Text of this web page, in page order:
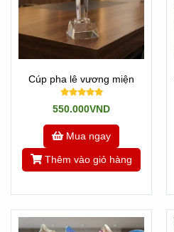
Cúp pha lê vương miện
550.000VND
Mua ngay
Thêm vào giỏ hàng